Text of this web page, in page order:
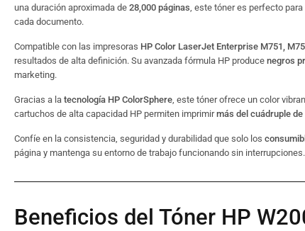
una duración aproximada de 28,000 páginas, este tóner es perfecto
cada documento.
Compatible con las impresoras HP Color LaserJet Enterprise M751,
resultados de alta definición. Su avanzada fórmula HP produce negros
marketing.
Gracias a la tecnología HP ColorSphere, este tóner ofrece un color
cartuchos de alta capacidad HP permiten imprimirmás del cuádruple de
Confíe en la consistencia, seguridad y durabilidad que solo los
página y mantenga su entorno de trabajo funcionando sin interrupciones.
Beneficios del Tóner HP